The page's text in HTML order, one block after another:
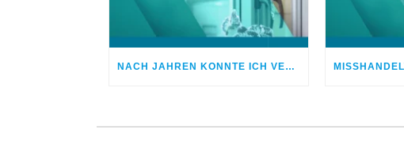
NACH JAHREN KONNTE ICH VERGEBEN